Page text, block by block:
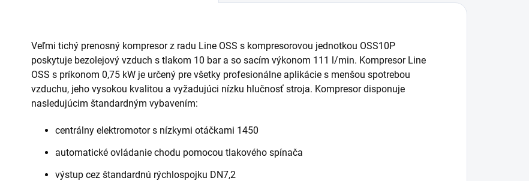
Veľmi tichý prenosný kompresor z radu Line OSS s kompresorovou jednotkou OSS10P
poskytuje bezolejový vzduch s tlakom 10 bar a so sacím výkonom 111 l/min. Kompresor Line
OSS s príkonom 0,75 kW je určený pre všetky profesionálne aplikácie s menšou spotrebou
vzduchu, jeho vysokou kvalitou a vyžadujúci nízku hlučnosť stroja. Kompresor disponuje
nasledujúcim štandardným vybavením:
centrálny elektromotor s nízkymi otáčkami 1450
automatické ovládanie chodu pomocou tlakového spínača
výstup cez štandardnú rýchlospojku DN7,2